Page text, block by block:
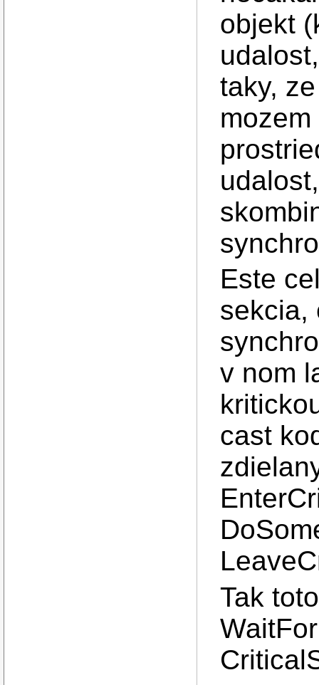
objekt
taky,
Este
sekcia,
v nom
cast
Tak